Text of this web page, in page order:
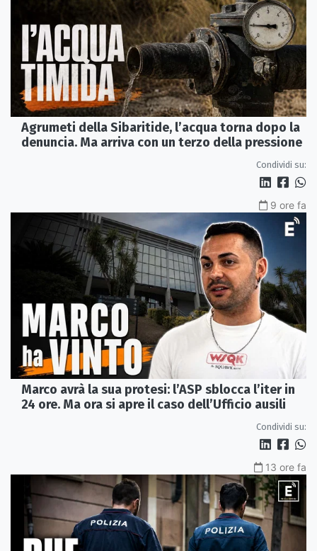
Agrumeti della Sibaritide, l’acqua torna dopo la
denuncia. Ma arriva con un terzo della pressione
Condividi su:
9 ore fa
Marco avrà la sua protesi: l’ASP sblocca l’iter in
24 ore. Ma ora si apre il caso dell’Ufficio ausili
Condividi su:
13 ore fa